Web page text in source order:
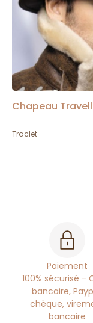
Chapeau
Traclet
Paiement
100% sécurisé -
bancaire,
chèque,
bancaire